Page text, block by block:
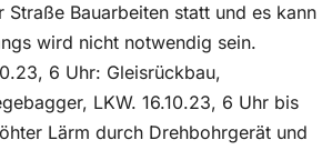
Bauarbeiten statt und es kann
wird nicht notwendig sein.
6 Uhr: Gleisrückbau,
LKW. 16.10.23, 6 Uhr bis
Lärm durch Drehbohrgerät und